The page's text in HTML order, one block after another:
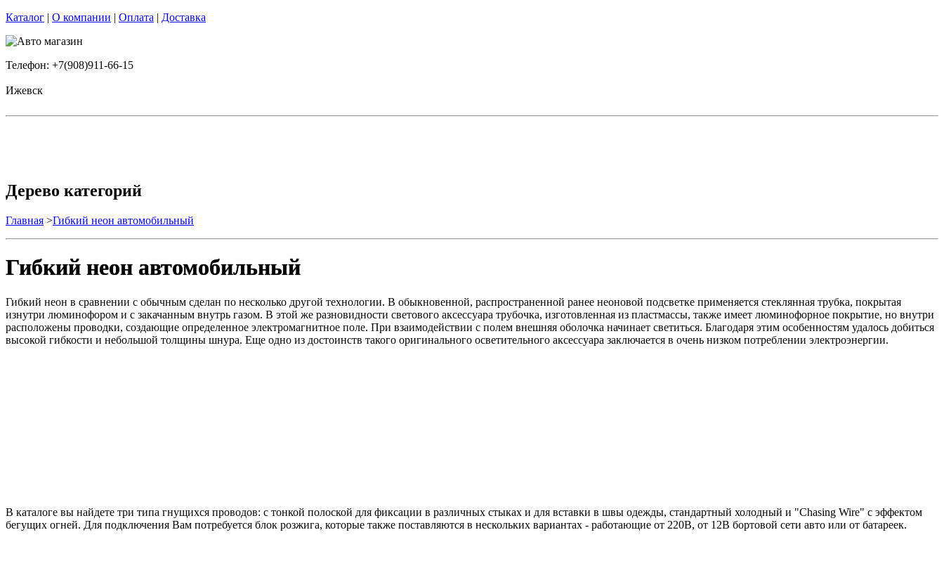
Каталог | О компании | Оплата | Доставка
Телефон: +7(908)911-66-15
Ижевск
Дерево категорий
Главная >Гибкий неон автомобильный
Гибкий неон автомобильный
Гибкий неон в сравнении с обычным сделан по несколько другой технологии. В обыкновенной, распространенной ранее неоновой подсветке применяется стеклянная трубка, покрытая
изнутри люминофором и с закачанным внутрь газом. В этой же разновидности светового аксессуара трубочка, изготовленная из пластмассы, также имеет люминофорное покрытие, но внутри
расположены проводки, создающие определенное электромагнитное поле. При взаимодействии с полем внешняя оболочка начинает светиться. Благодаря этим особенностям удалось добиться
высокой гибкости и небольшой толщины шнура. Еще одно из достоинств такого оригинального осветительного аксессуара заключается в очень низком потреблении электроэнергии.
В каталоге вы найдете три типа гнущихся проводов: с тонкой полоской для фиксации в различных стыках и для вставки в швы одежды, стандартный холодный и "Chasing Wire" с эффектом
бегущих огней. Для подключения Вам потребуется блок розжига, которые также поставляются в нескольких вариантах - работающие от 220В, от 12В бортовой сети авто или от батареек.